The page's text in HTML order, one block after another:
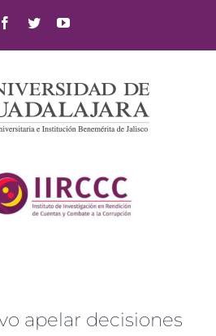
Facebook
TwitterYouTube
apelar decisiones